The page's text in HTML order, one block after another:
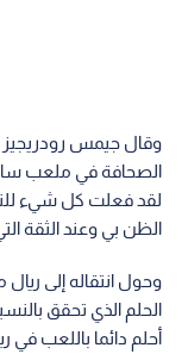
وقال جيمس
الصحافة في ملعب
لقد فعلت كل شيء
الظن بي وعند الثقة
وحول انتقاله إلى
الحلم الذي تحقق
أحلم دائما باللعب